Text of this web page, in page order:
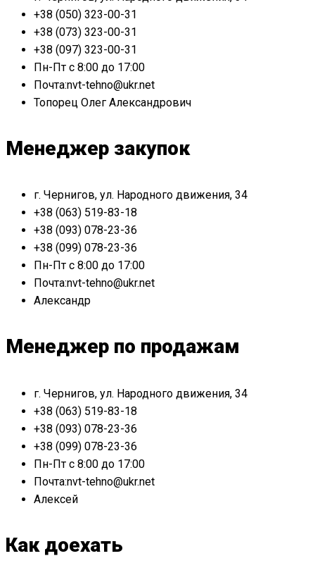
+38 (050) 323-00-31
+38 (073) 323-00-31
+38 (097) 323-00-31
Пн-Пт с 8:00 до 17:00
Почта:nvt-tehno@ukr.net
Топорец Олег Александрович
Менеджер закупок
г. Чернигов, ул. Народного движения, 34
+38 (063) 519-83-18
+38 (093) 078-23-36
+38 (099) 078-23-36
Пн-Пт с 8:00 до 17:00
Почта:nvt-tehno@ukr.net
Александр
Менеджер по продажам
г. Чернигов, ул. Народного движения, 34
+38 (063) 519-83-18
+38 (093) 078-23-36
+38 (099) 078-23-36
Пн-Пт с 8:00 до 17:00
Почта:nvt-tehno@ukr.net
Алексей
Как доехать